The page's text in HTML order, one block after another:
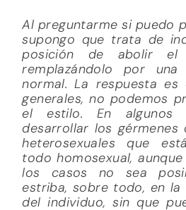
Al preguntarme si puedo
supongo que trata de
posición de abolir el
remplazándolo por una
normal. La respuesta es
generales, no podemos
el estilo. En algunos
desarrollar los gérmenes
heterosexuales que
todo homosexual,
los casos no sea
estriba, sobre todo, en
del individuo, sin que